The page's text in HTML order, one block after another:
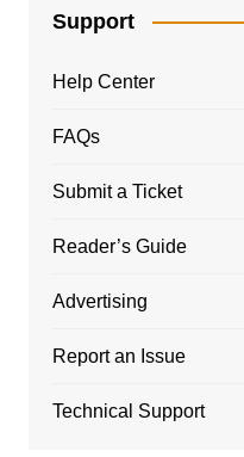
Support
Help Center
FAQs
Submit a Ticket
Reader’s Guide
Advertising
Report an Issue
Technical Support